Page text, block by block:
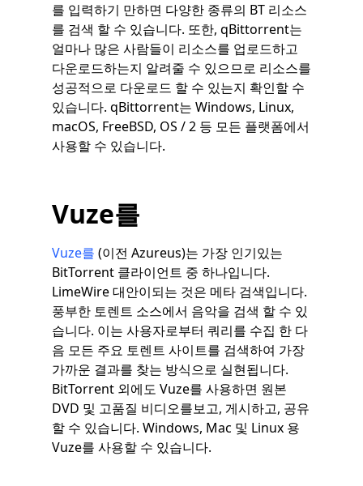
를 입력하기 만하면 다양한 종류의 BT 리소스
를 검색 할 수 있습니다. 또한, qBittorrent는
얼마나 많은 사람들이 리소스를 업로드하고
다운로드하는지 알려줄 수 있으므로 리소스를
성공적으로 다운로드 할 수 있는지 확인할 수
있습니다. qBittorrent는 Windows, Linux,
macOS, FreeBSD, OS / 2 등 모든 플랫폼에서
사용할 수 있습니다.
Vuze를
Vuze를 (이전 Azureus)는 가장 인기있는
BitTorrent 클라이언트 중 하나입니다.
LimeWire 대안이되는 것은 메타 검색입니다.
풍부한 토렌트 소스에서 음악을 검색 할 수 있
습니다. 이는 사용자로부터 쿼리를 수집 한 다
음 모든 주요 토렌트 사이트를 검색하여 가장
가까운 결과를 찾는 방식으로 실현됩니다.
BitTorrent 외에도 Vuze를 사용하면 원본
DVD 및 고품질 비디오를보고, 게시하고, 공유
할 수 있습니다. Windows, Mac 및 Linux 용
Vuze를 사용할 수 있습니다.